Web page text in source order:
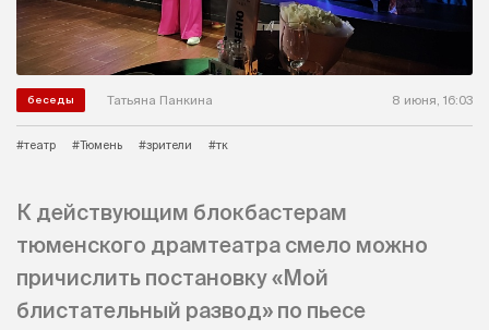
беседы Татьяна Панкина 8 июня, 16:03
#театр #Тюмень #зрители #тк
К действующим блокбастерам
тюменского драмтеатра смело можно
причислить постановку «Мой
блистательный развод» по пьесе